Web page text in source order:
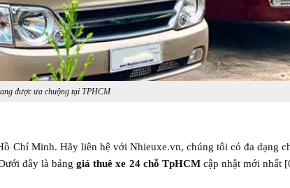
được ưa chuộng tại TPHCM
Chí Minh. Hãy liên hệ với Nhieuxe.vn, chúng tôi có đa dạng
đây là bảnggiá thuê xe 24 chỗ TpHCMcập nhật mới nhất